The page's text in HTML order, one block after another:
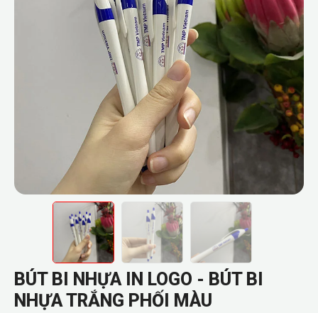
BÚT BI NHỰA IN LOGO - BÚT BI
NHỰA TRẮNG PHỐI MÀU